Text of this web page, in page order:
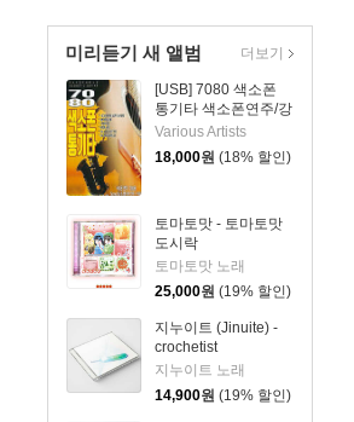
미리듣기 새 앨범
[USB] 7080 색소폰
통기타 색소폰연주/강
승용
Various Artists
18,000원 (18% 할인)
토마토맛 - 토마토맛
도시락
토마토맛 노래
25,000원 (19% 할인)
지누이트 (Jinuite) -
crochetist
지누이트 노래
14,900원 (19% 할인)
더보기